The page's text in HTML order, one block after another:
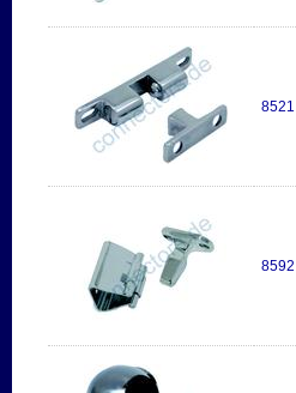
8521
8592